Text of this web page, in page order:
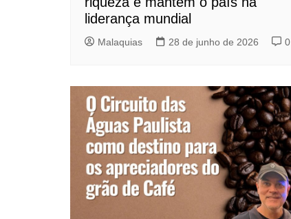
liderança mundial
Malaquias 28 de junho de 2026 0